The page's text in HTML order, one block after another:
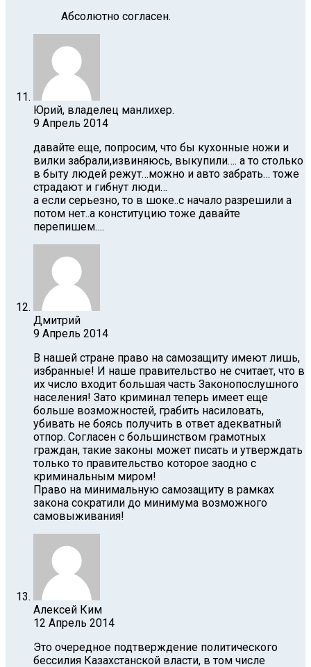
Абсолютно согласен.
Юрий, владелец манлихер.
9 Апрель 2014
давайте еще, попросим, что бы кухонные ножи и
вилки забрали,извиняюсь, выкупили…. а то столько
в быту людей режут…можно и авто забрать… тоже
страдают и гибнут люди…
а если серьезно, то в шоке..с начало разрешили а
потом нет..а конституцию тоже давайте
перепишем….
Дмитрий
9 Апрель 2014
В нашей стране право на самозащиту имеют лишь,
избранные! И наше правительство не считает, что в
их число входит большая часть Законопослушного
населения! Зато криминал теперь имеет еще
больше возможностей, грабить насиловать,
убивать не боясь получить в ответ адекватный
отпор. Согласен с большинством грамотных
граждан, такие законы может писать и утверждать
только то правительство которое заодно с
криминальным миром!
Право на минимальную самозащиту в рамках
закона сократили до минимума возможного
самовыживания!
Алексей Ким
12 Апрель 2014
Это очередное подтверждение политического
бессилия Казахстанской власти, в том числе